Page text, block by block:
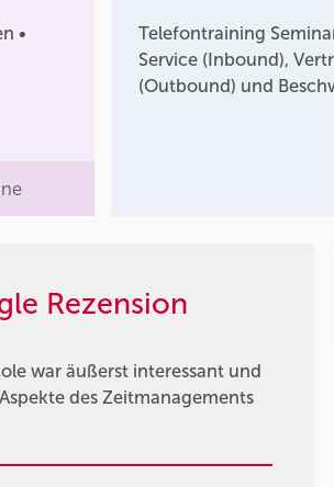
•
Telefontraining
Service (Inbound),
(Outbound) und
Rezension
war äußerst interessant und
des Zeitmanagements